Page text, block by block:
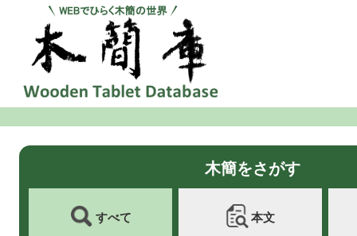
木簡をさがす
すべて 本文